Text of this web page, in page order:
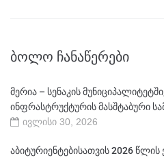
ᲑᲝᲚᲝ ᲩᲐᲜᲐᲬᲔᲠᲔᲑᲘ
მერია – სენაკის
ინფრასტრუქტურის მასშტაბური
ივლისი 30, 2026
აბიტურიენტებისათვის 2026